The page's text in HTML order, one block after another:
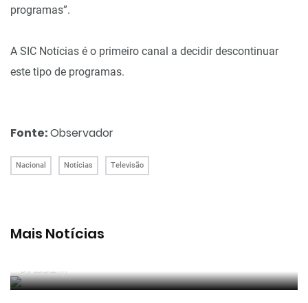
programas”.
A SIC Notícias é o primeiro canal a decidir descontinuar
este tipo de programas.
Fonte:Observador
Nacional Notícias Televisão
Mais Notícias
Por RefereeTip
João Pinheiro nomeado pela FIFA para o Mundial